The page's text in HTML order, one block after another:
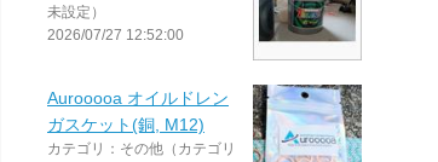
未設定）
2026/07/27 12:52:00
Aurooooa オイルドレン
ガスケット(銅, M12)
カテゴリ：その他（カテゴリ